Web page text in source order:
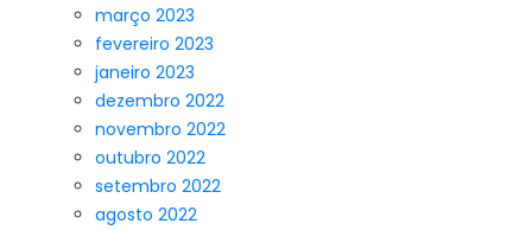
março 2023
fevereiro 2023
janeiro 2023
dezembro 2022
novembro 2022
outubro 2022
setembro 2022
agosto 2022